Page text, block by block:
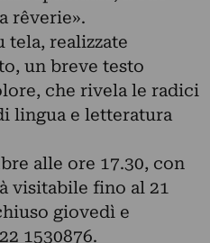
rêverie».
tela, realizzate
un breve testo
che rivela le radici
lingua e letteratura
alle ore 17.30, con
visitabile fino al 21
giovedì e
1530876.